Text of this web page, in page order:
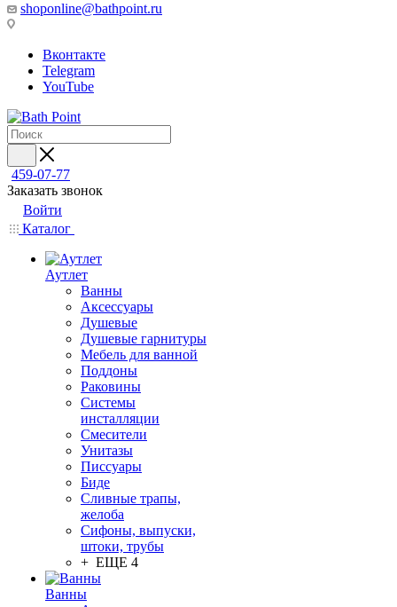
shoponline@bathpoint.ru
Вконтакте
Telegram
YouTube
459-07-77
Заказать звонок
Войти
Каталог
Аутлет
Ванны
Аксессуары
Душевые
Душевые гарнитуры
Мебель для ванной
Поддоны
Раковины
Системы
инсталляции
Смесители
Унитазы
Писсуары
Биде
Сливные трапы,
желоба
Сифоны, выпуски,
штоки, трубы
+ ЕЩЕ 4
Ванны